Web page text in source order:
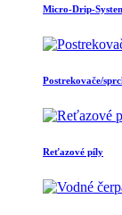
Micro-Drip-
Postrekovače/
Reťazové píly